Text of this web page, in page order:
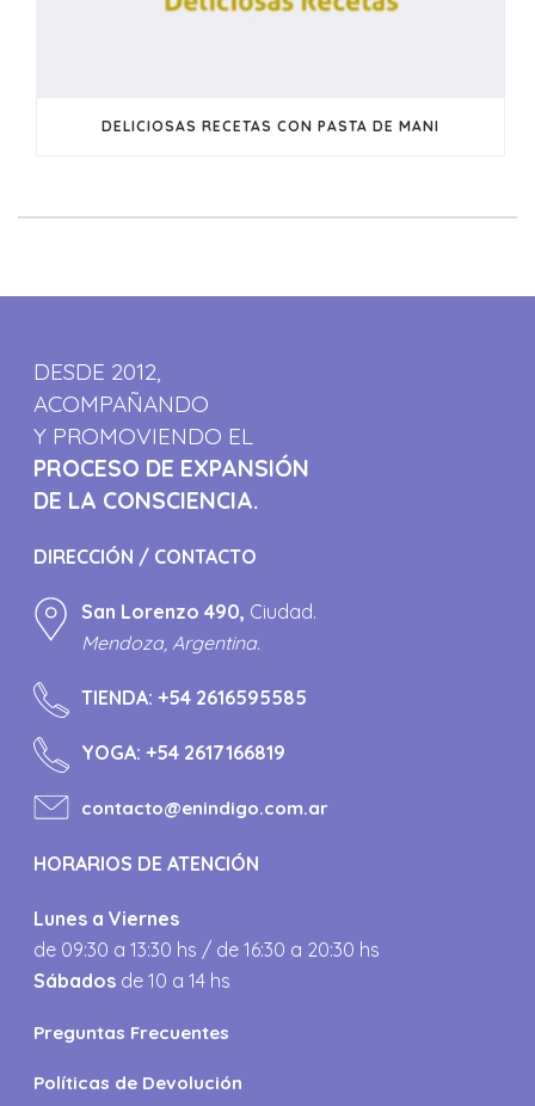
DELICIOSAS RECETAS CON PASTA DE MANI
DESDE 2012,
ACOMPAÑANDO
Y PROMOVIENDO EL
PROCESO DE EXPANSIÓN
DE LA CONSCIENCIA.
DIRECCIÓN / CONTACTO
San Lorenzo 490, Ciudad.
Mendoza, Argentina.
TIENDA:+54 2616595585
YOGA:+54 2617166819
contacto@enindigo.com.ar
HORARIOS DE ATENCIÓN
Lunes a Viernes
de 09:30 a 13:30 hs / de 16:30 a 20:30 hs
Sábados de 10 a 14 hs
Preguntas Frecuentes
Políticas de Devolución